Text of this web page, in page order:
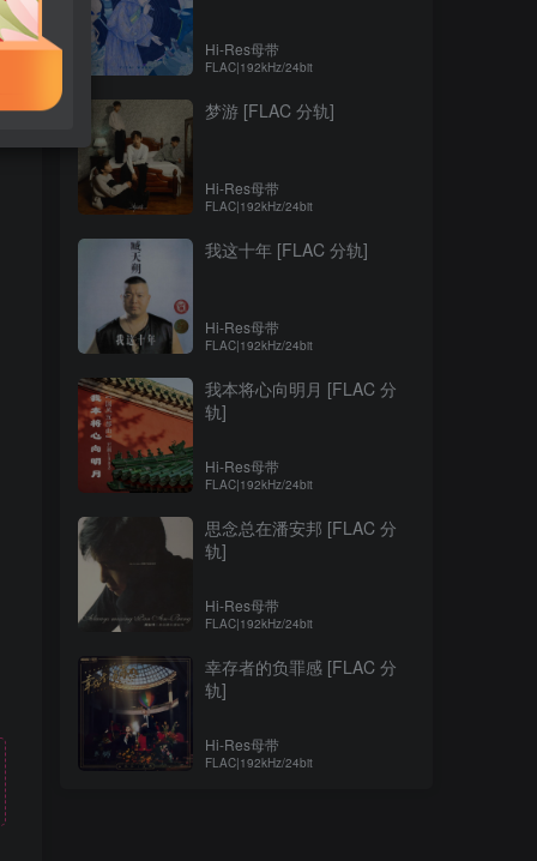
Hi-Res母带
FLAC|192kHz/24bit
梦游 [FLAC 分轨]
Hi-Res母带
FLAC|192kHz/24bit
我这十年 [FLAC 分轨]
Hi-Res母带
FLAC|192kHz/24bit
我本将心向明月 [FLAC 分
轨]
Hi-Res母带
FLAC|192kHz/24bit
思念总在潘安邦 [FLAC 分
轨]
Hi-Res母带
FLAC|192kHz/24bit
幸存者的负罪感 [FLAC 分
轨]
Hi-Res母带
FLAC|192kHz/24bit